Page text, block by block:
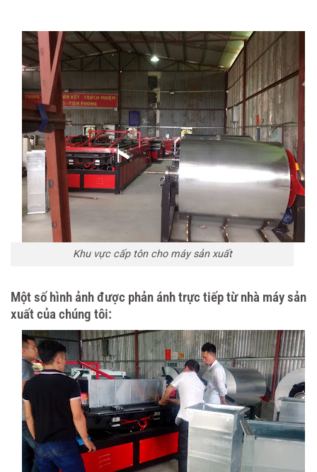
Khu vực cấp tôn cho máy sản xuất
Một số hình ảnh được phản ánh trực tiếp từ nhà máy sản
xuất của chúng tôi: